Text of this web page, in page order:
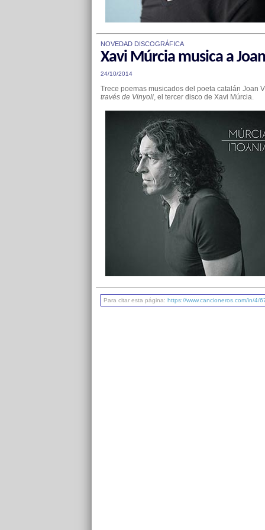
NOVEDAD DISCOGRÁFICA
Xavi Múrcia musica a
24/10/2014
Trece poemas musicados del poeta catalán
través de Vinyoli, el tercer disco de Xavi Múrcia.
Para citar esta página: https://www.cancioneros.com/in/4/